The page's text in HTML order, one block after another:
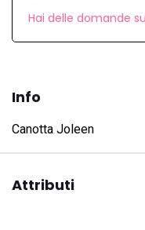
Hai delle domande
Info
Canotta Joleen
Attributi